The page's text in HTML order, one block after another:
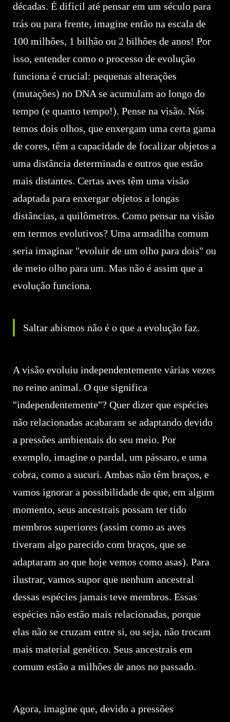
décadas. É difícil até pensar em um século para
trás ou para frente, imagine então na escala de
100 milhões, 1 bilhão ou 2 bilhões de anos! Por
isso, entender como o processo de evolução
funciona é crucial: pequenas alterações
(mutações) no DNA se acumulam ao longo do
tempo (e quanto tempo!). Pense na visão. Nós
temos dois olhos, que enxergam uma certa gama
de cores, têm a capacidade de focalizar objetos a
uma distância determinada e outros que estão
mais distantes. Certas aves têm uma visão
adaptada para enxergar objetos a longas
distâncias, a quilômetros. Como pensar na visão
em termos evolutivos? Uma armadilha comum
seria imaginar "evoluir de um olho para dois" ou
de meio olho para um. Mas não é assim que a
evolução funciona.
Saltar abismos não é o que a evolução faz.
A visão evoluiu independentemente várias vezes
no reino animal. O que significa
"independentemente"? Quer dizer que espécies
não relacionadas acabaram se adaptando devido
a pressões ambientais do seu meio. Por
exemplo, imagine o pardal, um pássaro, e uma
cobra, como a sucuri. Ambas não têm braços, e
vamos ignorar a possibilidade de que, em algum
momento, seus ancestrais possam ter tido
membros superiores (assim como as aves
tiveram algo parecido com braços, que se
adaptaram ao que hoje vemos como asas). Para
ilustrar, vamos supor que nenhum ancestral
dessas espécies jamais teve membros. Essas
espécies não estão mais relacionadas, porque
elas não se cruzam entre si, ou seja, não trocam
mais material genético. Seus ancestrais em
comum estão a milhões de anos no passado.
Agora, imagine que, devido a pressões